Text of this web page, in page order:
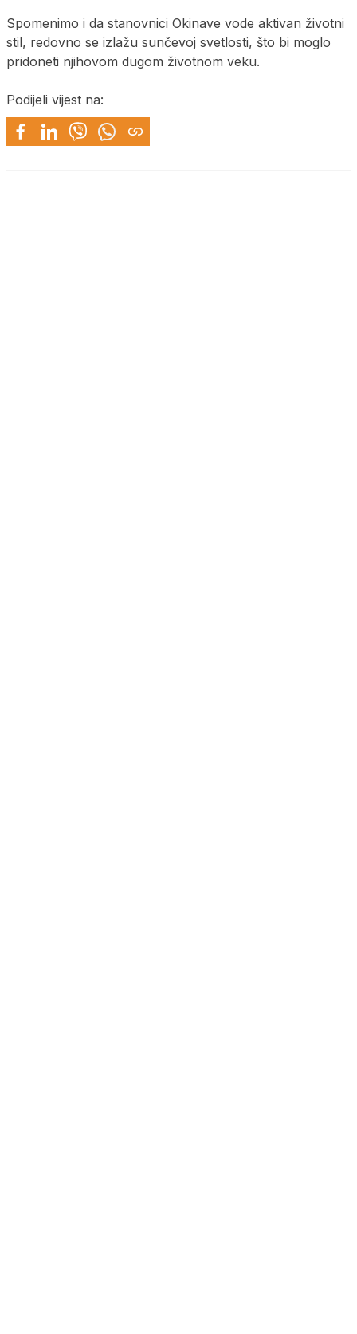
Spomenimo i da stanovnici Okinave vode aktivan životni
stil, redovno se izlažu sunčevoj svetlosti, što bi moglo
pridoneti njihovom dugom životnom veku.
Podijeli vijest na: